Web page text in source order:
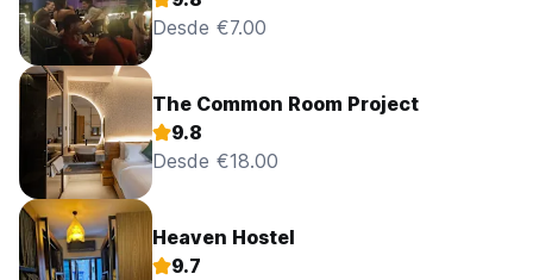
Desde €7.00
The Common Room Project
9.8
Desde €18.00
Heaven Hostel
9.7